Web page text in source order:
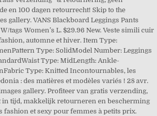
en 100 dagen retourrecht! Skip to the
gallery. VANS Blackboard Leggings Pants
tags Women’s L. $29.96 New. Veste simili cuir
automne et hiver. Item Type:
Type: SolidModel Number: Leggings
Type: MidLength: Ankle-
Type: Knitted Incontournables, les
: des matières et modèles variés ! 28 avr.
gallery. Profiteer van gratis verzending,
in tijd, makkelijk retourneren en bescherming
fashion et sexy pour femmes à petits prix.